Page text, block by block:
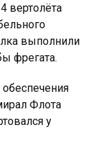
вертолёта
выполнили
фрегата.
Флота
у